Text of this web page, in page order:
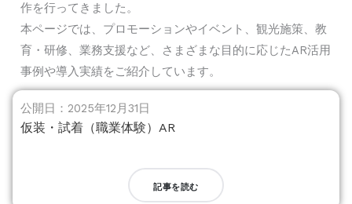
作を行ってきました。
本ページでは、プロモーションやイベント、観光施策、教
育・研修、業務支援など、さまざまな目的に応じたAR活用
事例や導入実績をご紹介しています。
公開日：2025年12月31日
仮装・試着（職業体験）AR
記事を読む